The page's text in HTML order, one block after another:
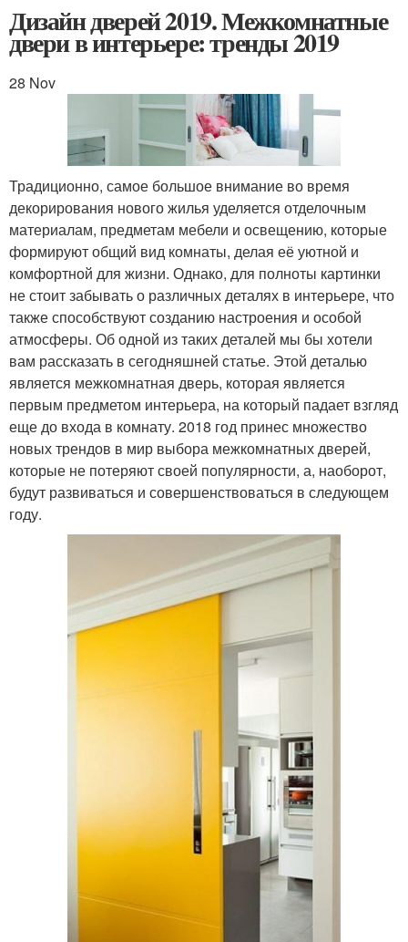
Дизайн дверей 2019. Межкомнатные
двери в интерьере: тренды 2019
28 Nov
Традиционно, самое большое внимание во время
декорирования нового жилья уделяется отделочным
материалам, предметам мебели и освещению, которые
формируют общий вид комнаты, делая её уютной и
комфортной для жизни. Однако, для полноты картинки
не стоит забывать о различных деталях в интерьере, что
также способствуют созданию настроения и особой
атмосферы. Об одной из таких деталей мы бы хотели
вам рассказать в сегодняшней статье. Этой деталью
является межкомнатная дверь, которая является
первым предметом интерьера, на который падает взгляд
еще до входа в комнату. 2018 год принес множество
новых трендов в мир выбора межкомнатных дверей,
которые не потеряют своей популярности, а, наоборот,
будут развиваться и совершенствоваться в следующем
году.